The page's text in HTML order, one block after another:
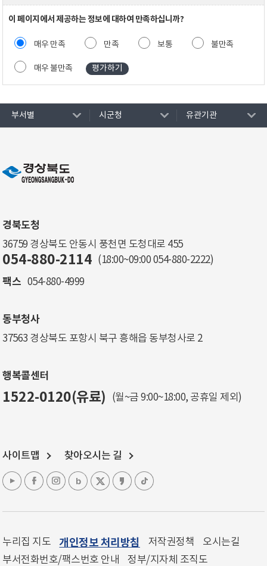
이 페이지에서 제공하는 정보에 대하여 만족하십니까?
매우 만족 만족 보통 불만족
매우 불만족
부서별 시군청 유관기관
경북도청
36759 경상북도 안동시 풍천면 도청대로 455
054-880-2114 (18:00~09:00 054-880-2222)
팩스 054-880-4999
동부청사
37563 경상북도 포항시 북구 흥해읍 동부청사로 2
행복콜센터
1522-0120(유료) (월~금 9:00~18:00, 공휴일 제외)
사이트맵 찾아오시는 길
누리집 지도 개인정보 처리방침 저작권정책
오시는길
부서전화번호/팩스번호 안내
정부/지자체 조직도